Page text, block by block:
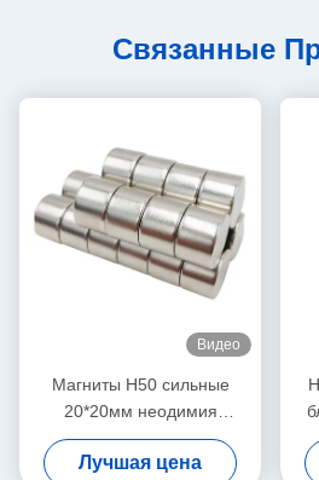
Связанные
Видео
Магниты Н50 сильные
20*20мм неодимия
покрытия цинка сильные
промышленные
Лучшая цена